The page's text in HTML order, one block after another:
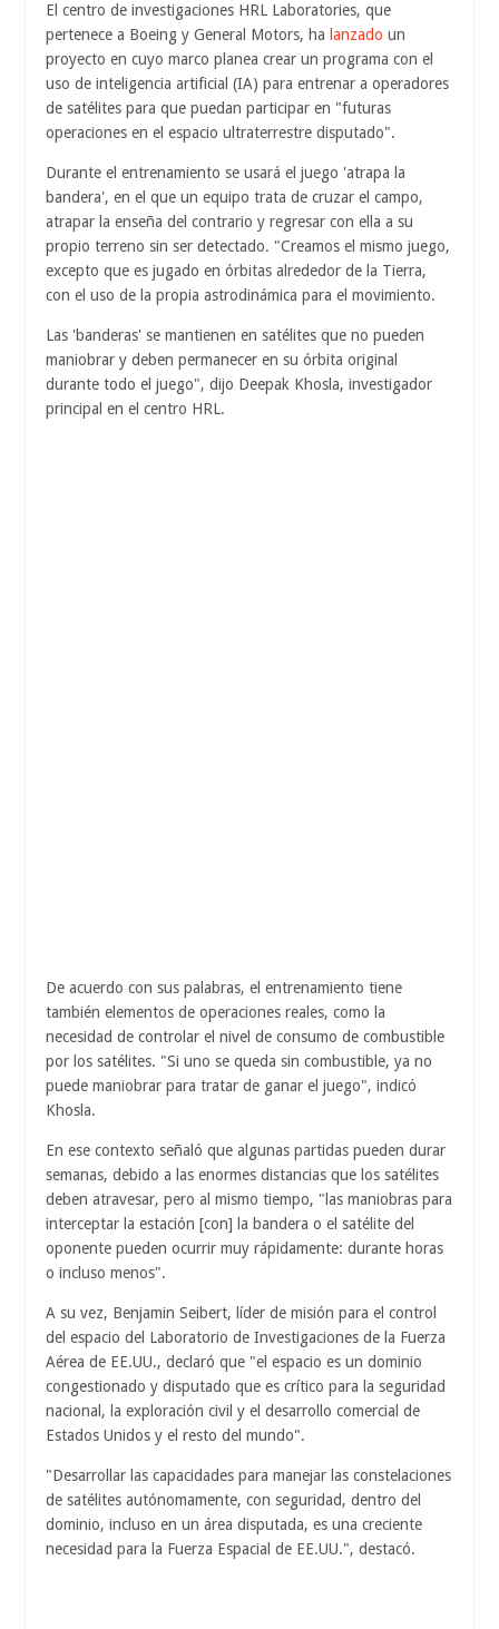
El centro de investigaciones HRL Laboratories, que
pertenece a Boeing y General Motors, ha lanzado un
proyecto en cuyo marco planea crear un programa con el
uso de inteligencia artificial (IA) para entrenar a operadores
de satélites para que puedan participar en "futuras
operaciones en el espacio ultraterrestre disputado".
Durante el entrenamiento se usará el juego 'atrapa la
bandera', en el que un equipo trata de cruzar el campo,
atrapar la enseña del contrario y regresar con ella a su
propio terreno sin ser detectado. "Creamos el mismo juego,
excepto que es jugado en órbitas alrededor de la Tierra,
con el uso de la propia astrodinámica para el movimiento.
Las 'banderas' se mantienen en satélites que no pueden
maniobrar y deben permanecer en su órbita original
durante todo el juego", dijo Deepak Khosla, investigador
principal en el centro HRL.
De acuerdo con sus palabras, el entrenamiento tiene
también elementos de operaciones reales, como la
necesidad de controlar el nivel de consumo de combustible
por los satélites. "Si uno se queda sin combustible, ya no
puede maniobrar para tratar de ganar el juego", indicó
Khosla.
En ese contexto señaló que algunas partidas pueden durar
semanas, debido a las enormes distancias que los satélites
deben atravesar, pero al mismo tiempo, "las maniobras para
interceptar la estación [con] la bandera o el satélite del
oponente pueden ocurrir muy rápidamente: durante horas
o incluso menos".
A su vez, Benjamin Seibert, líder de misión para el control
del espacio del Laboratorio de Investigaciones de la Fuerza
Aérea de EE.UU., declaró que "el espacio es un dominio
congestionado y disputado que es crítico para la seguridad
nacional, la exploración civil y el desarrollo comercial de
Estados Unidos y el resto del mundo".
"Desarrollar las capacidades para manejar las constelaciones
de satélites autónomamente, con seguridad, dentro del
dominio, incluso en un área disputada, es una creciente
necesidad para la Fuerza Espacial de EE.UU.", destacó.